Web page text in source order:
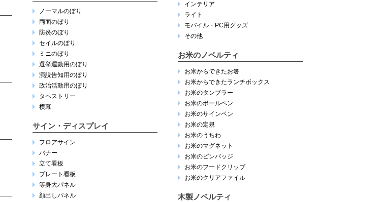
ノーマルのぼり
両面のぼり
防炎のぼり
セイルのぼり
ミニのぼり
選挙運動用のぼり
演説告知用のぼり
政治活動用のぼり
タペストリー
横幕
サイン・ディスプレイ
フロアサイン
バナー
立て看板
プレート看板
等身大パネル
顔出しパネル
インテリア
ライト
モバイル・PC用グッズ
その他
お米のノベルティ
お米からできたお箸
お米からできたランチボックス
お米のタンブラー
お米のボールペン
お米のサインペン
お米の定規
お米のうちわ
お米のマグネット
お米のピンバッジ
お米のフードクリップ
お米のクリアファイル
木製ノベルティ